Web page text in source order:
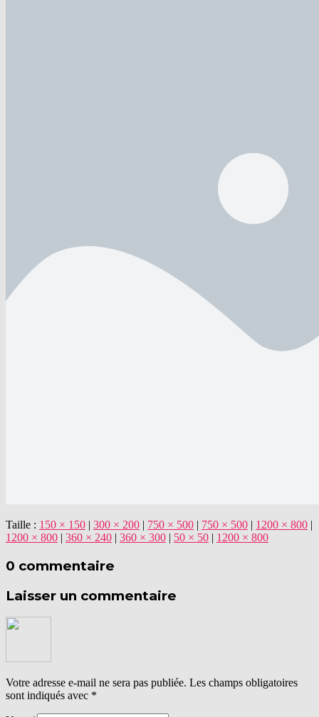
Taille : 150 × 150 | 300 × 200 | 750 × 500 | 750 × 500 | 1200 × 800 |
1200 × 800 | 360 × 240 | 360 × 300 | 50 × 50 | 1200 × 800
0 commentaire
Laisser un commentaire
Votre adresse e-mail ne sera pas publiée. Les champs obligatoires
sont indiqués avec *